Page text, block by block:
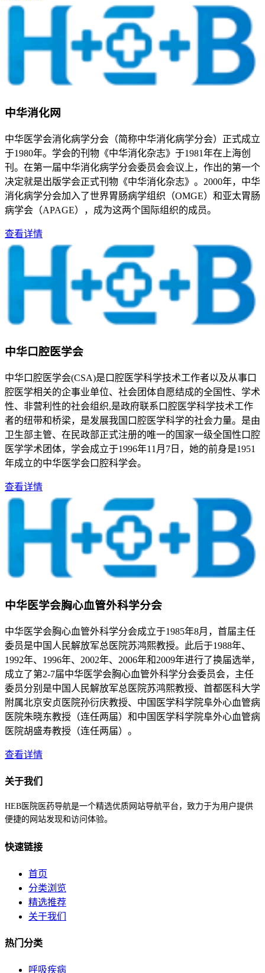
中华消化网
中华医学会消化病学分会（简称中华消化病学分会）正式成立
于1980年。学会的刊物《中华消化杂志》于1981年在上海创
刊。在第一届中华消化病学分会委员会会议上，作出的第一个
决定就是出版学会正式刊物《中华消化杂志》。2000年，中华
消化病学分会加入了世界胃肠病学组织（OMGE）和亚太胃肠
病学会（APAGE），成为这两个国际组织的成员。
查看详情
中华口腔医学会
中华口腔医学会(CSA)是口腔医学科学技术工作者以及从事口
腔医学相关的企事业单位、社会团体自愿结成的全国性、学术
性、非营利性的社会组织,是政府联系口腔医学科学技术工作
者的纽带和桥梁，是发展我国口腔医学科学的社会力量。是由
卫生部主管、在民政部正式注册的唯一的国家一级全国性口腔
医学学术团体，学会成立于1996年11月7日，她的前身是1951
年成立的中华医学会口腔科学会。
查看详情
中华医学会胸心血管外科学分会
中华医学会胸心血管外科学分会成立于1985年8月，首届主任
委员是中国人民解放军总医院苏鸿熙教授。此后于1988年、
1992年、1996年、2002年、2006年和2009年进行了换届选举，
成立了第2-7届中华医学会胸心血管外科学分会委员会，主任
委员分别是中国人民解放军总医院苏鸿熙教授、首都医科大学
附属北京安贞医院孙衍庆教授、中国医学科学院阜外心血管病
医院朱晓东教授（连任两届）和中国医学科学院阜外心血管病
医院胡盛寿教授（连任两届）。
查看详情
关于我们
HEB医院医药导航是一个精选优质网站导航平台，致力于为用户提供
便捷的网站发现和访问体验。
快速链接
首页
分类浏览
精选推荐
关于我们
热门分类
呼吸疾病